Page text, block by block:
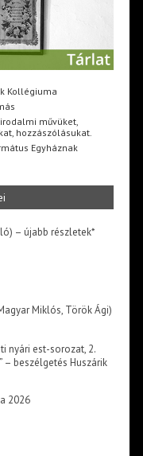
Kollégiuma
művüket,
hozzászólásukat.
Egyháznak
– újabb részletek*
Miklós, Török Ági)
nyári est-sorozat, 2.
– beszélgetés Huszárik
2026